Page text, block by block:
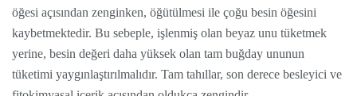
öğesi açısından zenginken, öğütülmesi ile çoğu besin öğesini
kaybetmektedir. Bu sebeple, işlenmiş olan beyaz unu tüketmek
yerine, besin değeri daha yüksek olan tam buğday ununun
tüketimi yaygınlaştırılmalıdır. Tam tahıllar, son derece besleyici ve